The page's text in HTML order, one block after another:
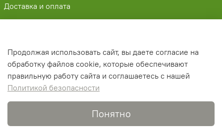
Доставка и оплата
Публичная оферта
Политика конфиденциальности
Обмен и возврат
Продолжая использовать сайт, вы даете согласие на
обработку файлов cookie, которые обеспечивают
правильную работу сайта и соглашаетесь с нашей
Политикой безопасности
Понятно